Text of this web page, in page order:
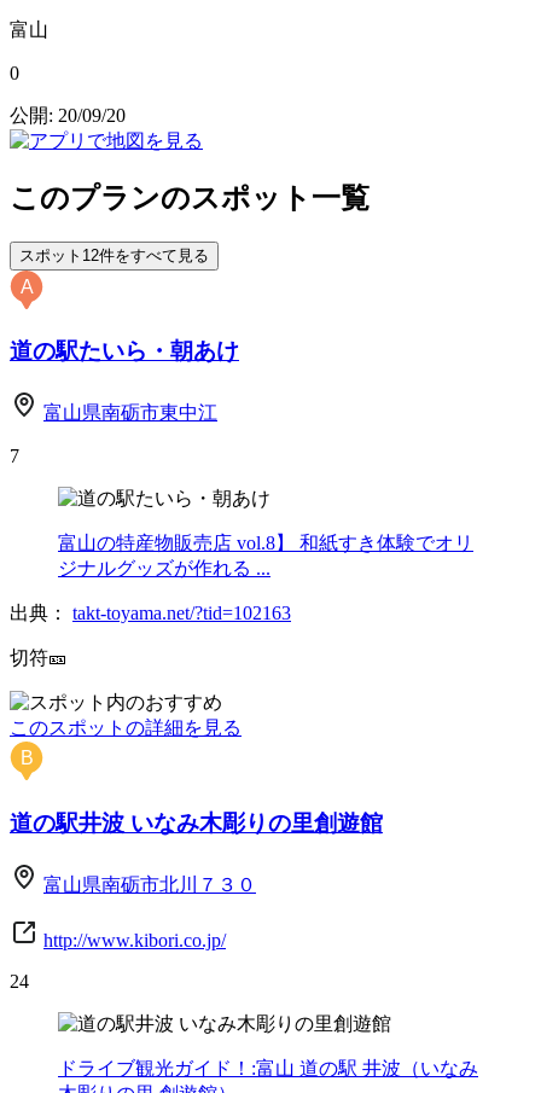
富山
0
公開: 20/09/20
このプランのスポット一覧
スポット12件をすべて見る
A
道の駅たいら・朝あけ
富山県南砺市東中江
7
富山の特産物販売店 vol.8】 和紙すき体験でオリ
ジナルグッズが作れる ...
出典： takt-toyama.net/?tid=102163
切符🎫
このスポットの詳細を見る
B
道の駅井波 いなみ木彫りの里創遊館
富山県南砺市北川７３０
http://www.kibori.co.jp/
24
ドライブ観光ガイド！:富山 道の駅 井波（いなみ